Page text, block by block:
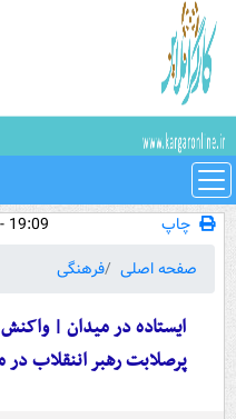
چاپ
19:09 - 1404/04/15
صفحه اصلی
فرهنگی
ایستاده در میدان |
پرصلابت رهبر اننقلاب